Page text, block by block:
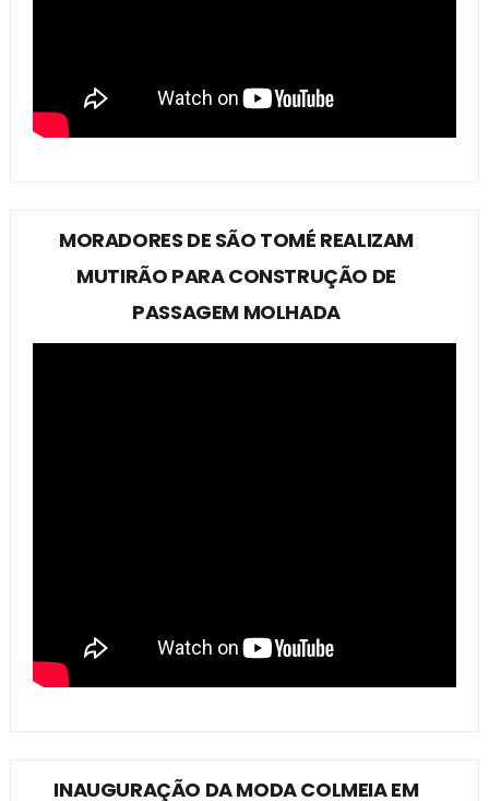
MORADORES DE SÃO TOMÉ REALIZAM
MUTIRÃO PARA CONSTRUÇÃO DE
PASSAGEM MOLHADA
INAUGURAÇÃO DA MODA COLMEIA EM